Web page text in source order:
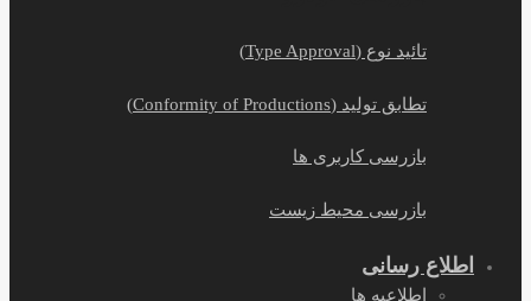
تائید نوع (Type Approval)
تطابق تولید (Conformity of Productions)
بازرسی کاربری ها
بازرسی محیط زیست
اطلاع رسانی
اطلاعیه ها